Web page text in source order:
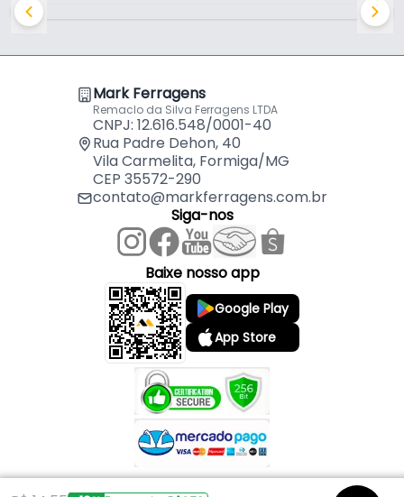
Mark Ferragens
Remaclo da Silva Ferragens LTDA
CNPJ: 12.616.548/0001-40
Rua Padre Dehon, 40
Vila Carmelita, Formiga/MG
CEP 35572-290
contato@markferragens.com.br
Siga-nos
Baixe nosso app
Google Play
App Store